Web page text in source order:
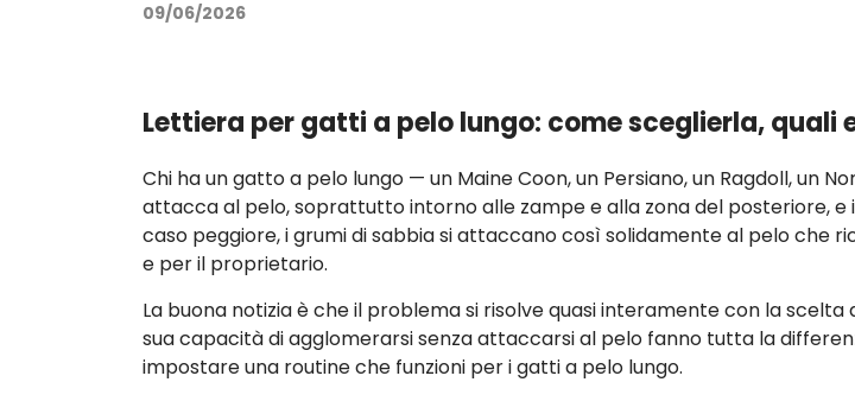
09/06/2026
Lettiera per gatti a pelo lungo: come sceglierla,
Chi ha un gatto a pelo lungo — un Maine Coon, un Persiano, un Ragdoll, un
attacca al pelo, soprattutto intorno alle zampe e alla zona del posteriore,
caso peggiore, i grumi di sabbia si attaccano così solidamente al pelo che
e per il proprietario.
La buona notizia è che il problema si risolve quasi interamente con la
sua capacità di agglomerarsi senza attaccarsi al pelo fanno tutta la
impostare una routine che funzioni per i gatti a pelo lungo.